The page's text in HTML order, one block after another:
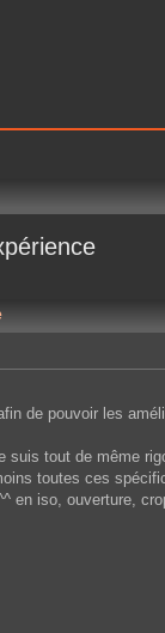
de pouvoir les
tout de même
toutes ces
iso, ouverture,